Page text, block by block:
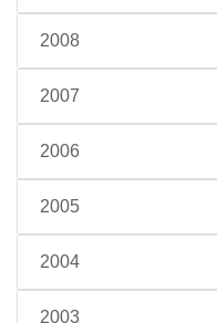
2008
2007
2006
2005
2004
2003